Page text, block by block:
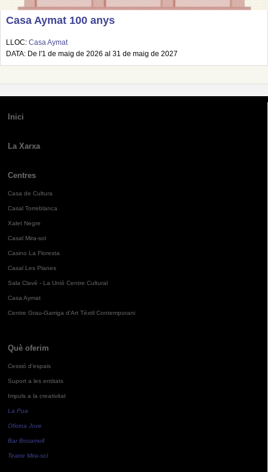
Casa Aymat 100 anys
LLOC: Casa Aymat
DATA: De l'1 de maig de 2026 al 31 de maig de 2027
Inici
La Xarxa
Centres
Casa de Cultura
Casal Torreblanca
Xalet Negre
Casal Mira-sol
Casino La Floresta
Casal Les Planes
Sala Clavé - La Unió Centre Cultural
Casa Aymat
Centre Grau-Garriga d'Art Tèxtil Contemporani
Què oferim
Cessió d'espais
Suport a les entitats
Impuls a la creativitat
La Pua
Oficina Jove
Bar Bocamoll
Teatre Mira-sol